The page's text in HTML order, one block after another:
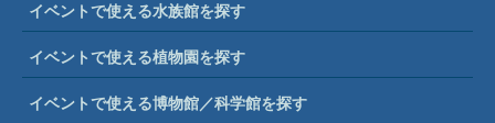
イベントで使える水族館を探す
イベントで使える植物園を探す
イベントで使える博物館／科学館を探す